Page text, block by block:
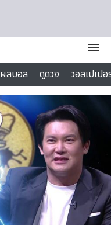
menu
ผลบอล ดูดวง
วอลเปเป